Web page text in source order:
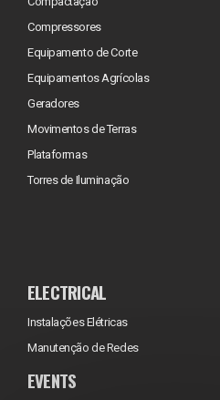
Compressores
Equipamento de Corte
Equipamentos Agrícolas
Geradores
Movimentos de Terras
Plataformas
Torres de Iluminação
ELECTRICAL
Instalações Elétricas
Manutenção de Redes
EVENTS